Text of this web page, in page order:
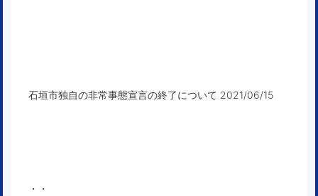
石垣市独自の非常事態宣言の終了について 2021/06/15
・・